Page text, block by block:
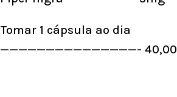
Tomar 1 cápsula ao dia
———————————————- 40,00